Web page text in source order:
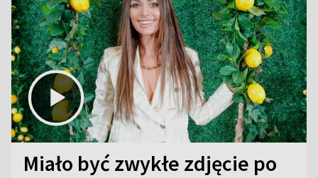
Miało być zwykłe zdjęcie po